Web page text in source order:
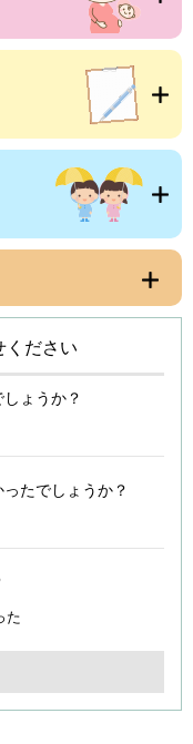
ください
ょうか？
たでしょうか？
た